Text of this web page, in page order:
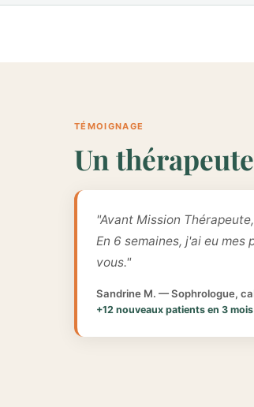
TÉMOIGNAGE
Un
"Avant Mission
En 6 semaines, j'ai eu
vous."
Sandrine M. — Sophrologue,
+12 nouveaux patients en 3 mois